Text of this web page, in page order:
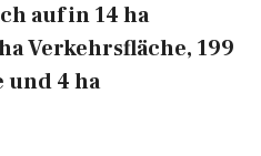
auf in 14 ha
Verkehrsfläche, 199
und 4 ha